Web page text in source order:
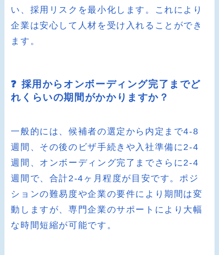
い、採用リスクを最小化します。これにより
企業は安心して人材を受け入れることができ
ます。
❓ 採用からオンボーディング完了までど
れくらいの期間がかかりますか？
一般的には、候補者の選定から内定まで4-8
週間、その後のビザ手続きや入社準備に2-4
週間、オンボーディング完了までさらに2-4
週間で、合計2-4ヶ月程度が目安です。ポジ
ションの難易度や企業の要件により期間は変
動しますが、専門企業のサポートにより大幅
な時間短縮が可能です。